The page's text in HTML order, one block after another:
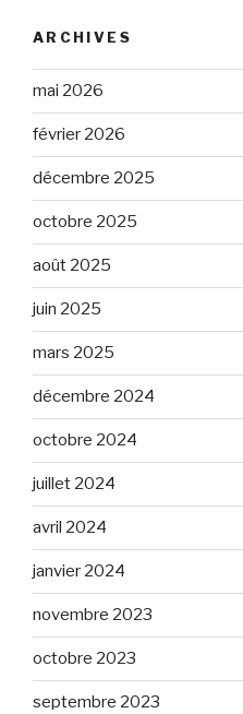
ARCHIVES
mai 2026
février 2026
décembre 2025
octobre 2025
août 2025
juin 2025
mars 2025
décembre 2024
octobre 2024
juillet 2024
avril 2024
janvier 2024
novembre 2023
octobre 2023
septembre 2023